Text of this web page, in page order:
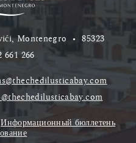
Montenegro •85323
661 266
Информационный бюллетень